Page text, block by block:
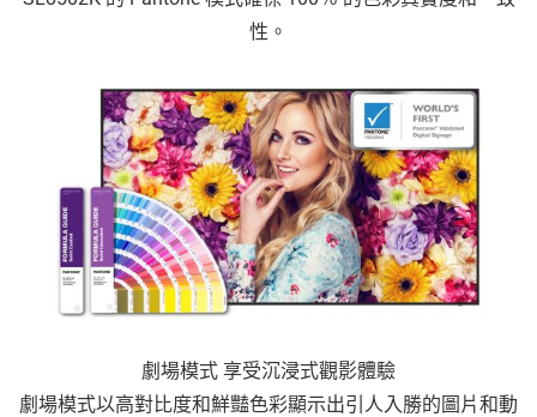
性。
劇場模式 享受沉浸式觀影體驗
劇場模式以高對比度和鮮豔色彩顯示出引人入勝的圖片和動